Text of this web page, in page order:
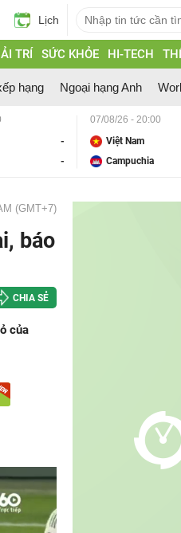
Lịch
TRÍ SỨC KHỎE HI-TECH
hạng Ngoại hạng Anh
-
-
07/08/26 - 20:00
Việt Nam
Campuchia
(GMT+7)
báo
CHIA SẺ
của